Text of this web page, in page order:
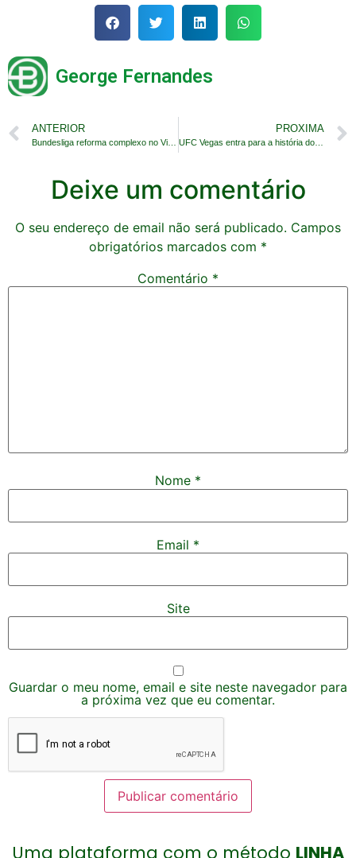
George Fernandes
ANTERIOR PROXIMA
UFC Vegas entra para a história do esporte
Deixe um comentário
O seu endereço de email não será publicado. Campos
obrigatórios marcados com *
Comentário *
Nome *
Email *
Site
Guardar o meu nome, email e site neste navegador para
a próxima vez que eu comentar.
Uma plataforma com o método LINHA